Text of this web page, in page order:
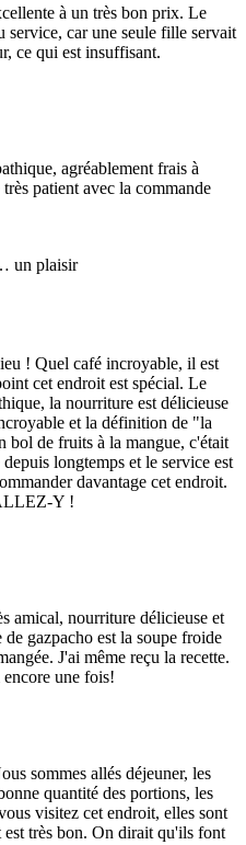
à un très bon prix. Le
service, car une seule fille servait
ce qui est insuffisant.
agréablement frais à
patient avec la commande
un plaisir
! Quel café incroyable, il est
cet endroit est spécial. Le
la nourriture est délicieuse
et la définition de "la
de fruits à la mangue, c'était
longtemps et le service est
davantage cet endroit.
Y !
amical, nourriture délicieuse et
de gazpacho est la soupe froide
J'ai même reçu la recette.
une fois!
sommes allés déjeuner, les
quantité des portions, les
visitez cet endroit, elles sont
très bon. On dirait qu'ils font